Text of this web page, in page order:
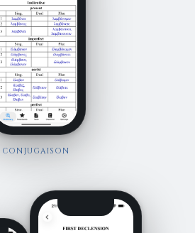
CONJUGAISON